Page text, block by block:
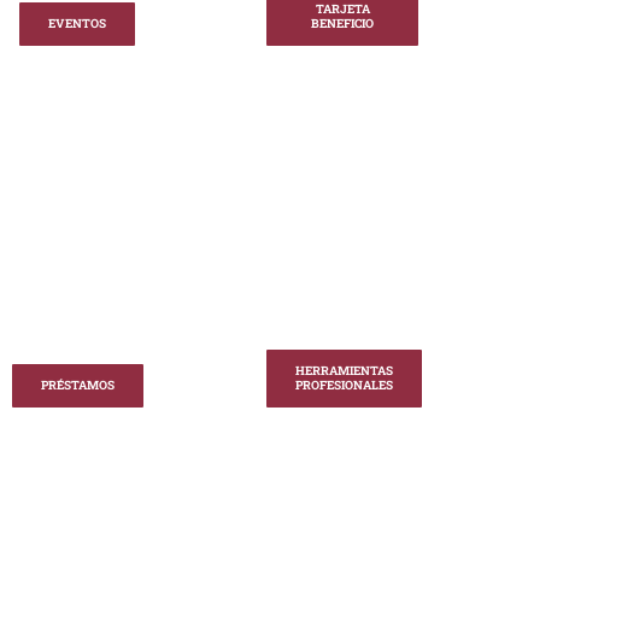
EVENTOS
TARJETA
BENEFICIO
PRÉSTAMOS
HERRAMIENTAS
PROFESIONALES